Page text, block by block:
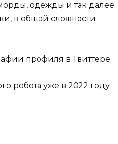
одежды и так далее.
в общей сложности
профиля в Твиттере.
робота уже в 2022 году